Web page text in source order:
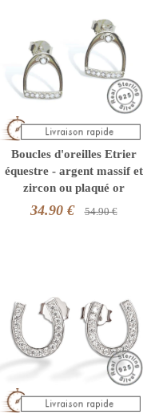
Boucles d'oreilles Etrier
équestre - argent massif et
zircon ou plaqué or
34.90 € 54.90 €